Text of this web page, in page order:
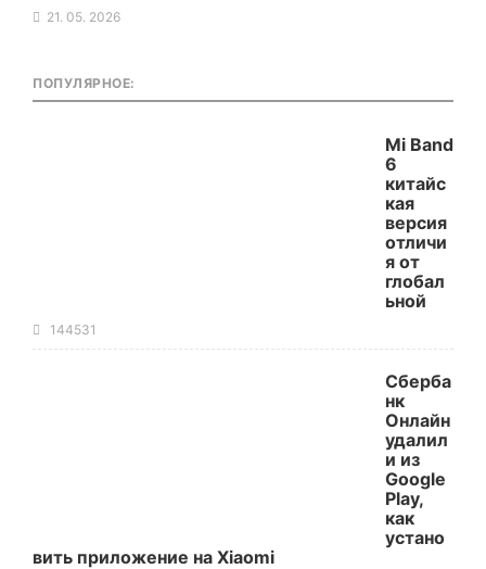
21. 05. 2026
ПОПУЛЯРНОЕ:
Mi Band
6
китайс
кая
версия
отличи
я от
глобал
ьной
144531
Сберба
нк
Онлайн
удалил
и из
Google
Play,
как
устано
вить приложение на Xiaomi